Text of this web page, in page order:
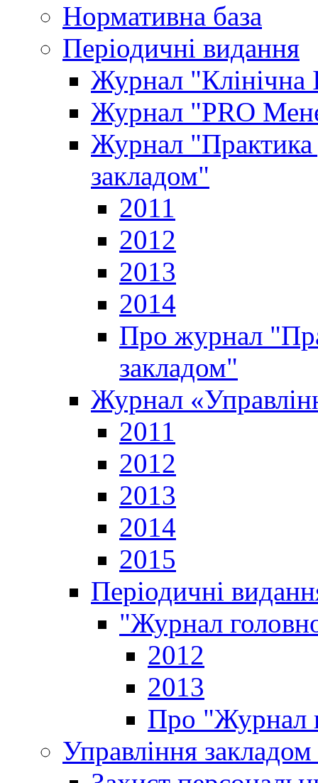
Нормативна база
Періодичні видання
Журнал "Клінічна
Журнал "PRO
Журнал "Практика
закладом"
2011
2012
2013
2014
Про журнал
закладом"
Журнал
2011
2012
2013
2014
2015
Періодичні
"Журнал
2012
2013
Про "Журнал
Управління